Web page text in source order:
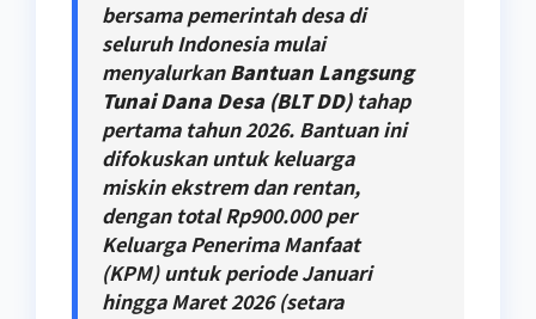
bersama pemerintah desa di
seluruh Indonesia mulai
menyalurkanBantuan Langsung
Tunai Dana Desa (BLT DD)tahap
pertama tahun 2026. Bantuan ini
difokuskan untuk keluarga
miskin ekstrem dan rentan,
dengan total Rp900.000 per
Keluarga Penerima Manfaat
(KPM) untuk periode Januari
hingga Maret 2026 (setara